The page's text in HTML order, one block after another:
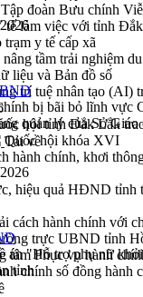
đoàn Bưu chính
làm việc với tỉnh
y tế cấp xã
tầm trải nghiệm
liệu và Bản đồ số
trí tuệ nhân tạo (AI)
hội tỉnh Đắk Lắk
Quốc hội khóa XVI
hành chính, khơi
hiệu quả HĐND tỉnh
cách hành chính với
trực UBND tỉnh
tâm Phục vụ hành
chính số đồng hành
bị bãi bỏ lĩnh vực
quản lý của Sở
Tải về
án "Hỗ trợ phụ nữ
tỉnh